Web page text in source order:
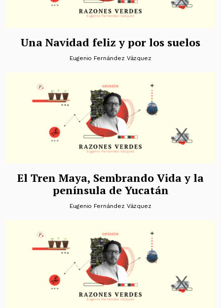
Una Navidad feliz y por los suelos
Eugenio Fernández Vázquez
El Tren Maya, Sembrando Vida y la
península de Yucatán
Eugenio Fernández Vázquez